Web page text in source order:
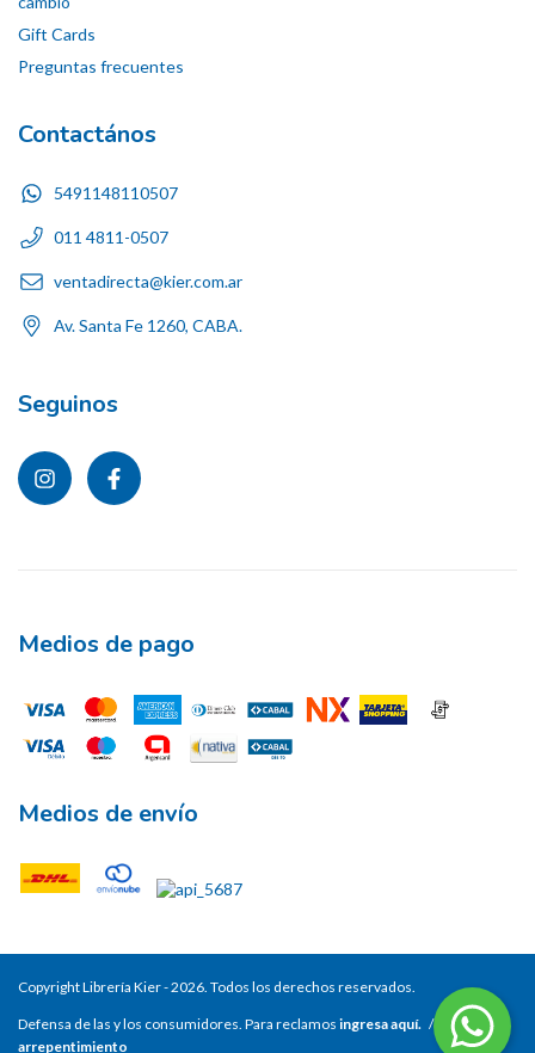
Gift Cards
Preguntas frecuentes
Contactános
5491148110507
011 4811-0507
ventadirecta@kier.com.ar
Av. Santa Fe 1260, CABA.
Seguinos
Medios de pago
Medios de envío
Copyright Librería Kier - 2026. Todos los derechos reservados.
Defensa de las y los consumidores. Para reclamos ingresa aquí. /
Botón de
arrepentimiento